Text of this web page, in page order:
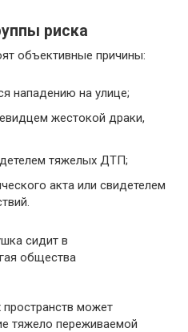
риска
объективные причины:
нападению на улице;
жестокой драки,
тяжелых ДТП;
акта или свидетелем
пространств может
тяжело переживаемой